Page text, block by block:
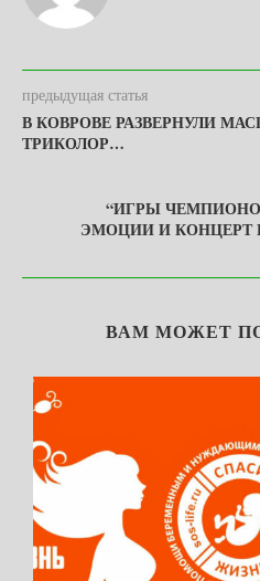
предыдущая статья
В КОВРОВЕ РАЗВЕРНУЛИ
ТРИКОЛОР…
“ИГРЫ
ЭМОЦИИ И КОНЦЕРТ В
ВАМ МОЖЕТ